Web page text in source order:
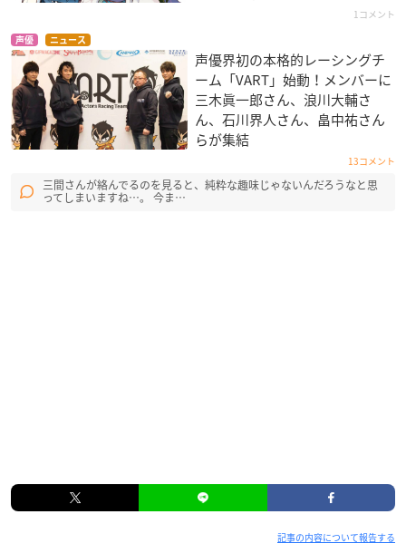
1コメント
声優 ニュース
声優界初の本格的レーシングチ
ーム「VART」始動！メンバーに
三木眞一郎さん、浪川大輔さ
ん、石川界人さん、畠中祐さん
らが集結
13コメント
三間さんが絡んでるのを見ると、純粋な趣味じゃないんだろうなと思
ってしまいますね…。 今ま…
記事の内容について報告する